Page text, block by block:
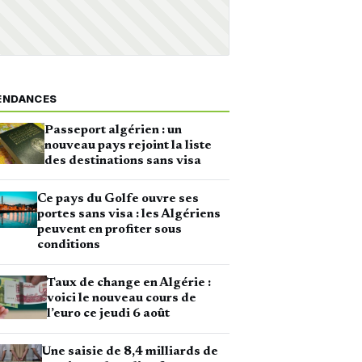
Passeport algérien : un
nouveau pays rejoint la liste
des destinations sans visa
Ce pays du Golfe ouvre ses
portes sans visa : les Algériens
peuvent en profiter sous
conditions
Taux de change en Algérie :
voici le nouveau cours de
l’euro ce jeudi 6 août
Une saisie de 8,4 milliards de